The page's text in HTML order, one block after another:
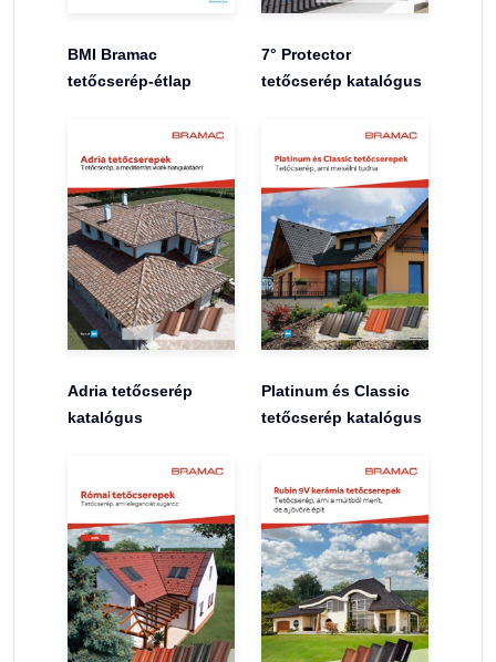
BMI Bramac
tetőcserép-étlap
7° Protector
tetőcserép katalógus
Adria tetőcserép
katalógus
Platinum és Classic
tetőcserép katalógus